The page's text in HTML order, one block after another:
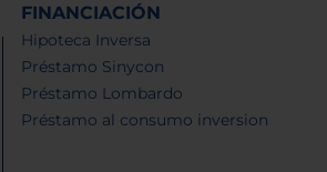
FINANCIACIÓN
Hipoteca Inversa
Préstamo Sinycon
Préstamo Lombardo
Préstamo al consumo inversion